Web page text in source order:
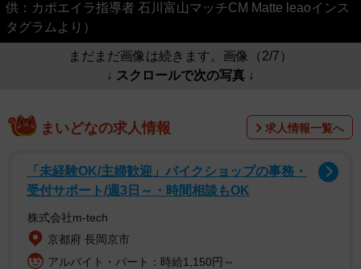
供：カポエイラ指導者 石川富山マッチCM Matte leaoインス
タグラムより）
まだまだ画像は続きます。画像（2/7）
↓ スクロールで次の写真 ↓
まいどなの求人情報 求人情報一覧へ
「未経験OK/主婦歓迎」バイクショップの事務・
受付サポート/週3日～・時間相談もOK
株式会社m-tech
京都府 長岡京市
アルバイト・パート：時給1,150円～